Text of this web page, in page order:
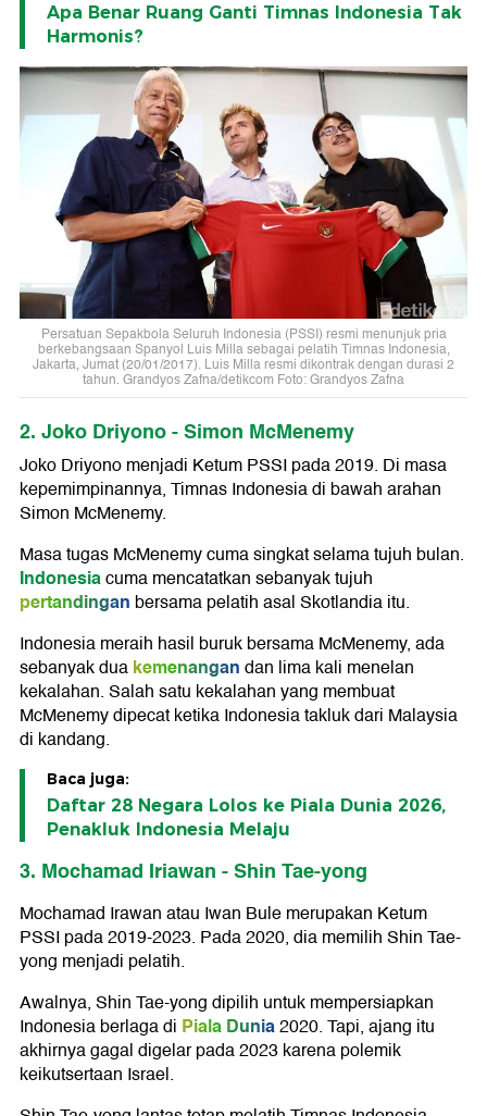
Apa Benar Ruang Ganti Timnas Indonesia Tak
Harmonis?
Persatuan Sepakbola Seluruh Indonesia (PSSI) resmi menunjuk pria
berkebangsaan Spanyol Luis Milla sebagai pelatih Timnas Indonesia,
Jakarta, Jumat (20/01/2017). Luis Milla resmi dikontrak dengan durasi 2
tahun. Grandyos Zafna/detikcom Foto: Grandyos Zafna
2. Joko Driyono - Simon McMenemy
Joko Driyono menjadi Ketum PSSI pada 2019. Di masa
kepemimpinannya, Timnas Indonesia di bawah arahan
Simon McMenemy.
Masa tugas McMenemy cuma singkat selama tujuh bulan.
Indonesiacuma mencatatkan sebanyak tujuh
pertandingan bersama pelatih asal Skotlandia itu.
Indonesia meraih hasil buruk bersama McMenemy, ada
sebanyak duakemenangandan lima kali menelan
kekalahan. Salah satu kekalahan yang membuat
McMenemy dipecat ketika Indonesia takluk dari Malaysia
di kandang.
Baca juga:
Daftar 28 Negara Lolos ke Piala Dunia 2026,
Penakluk Indonesia Melaju
3. Mochamad Iriawan - Shin Tae-yong
Mochamad Irawan atau Iwan Bule merupakan Ketum
PSSI pada 2019-2023. Pada 2020, dia memilih Shin Tae-
yong menjadi pelatih.
Awalnya, Shin Tae-yong dipilih untuk mempersiapkan
Indonesia berlaga di Piala Dunia2020. Tapi, ajang itu
akhirnya gagal digelar pada 2023 karena polemik
keikutsertaan Israel.